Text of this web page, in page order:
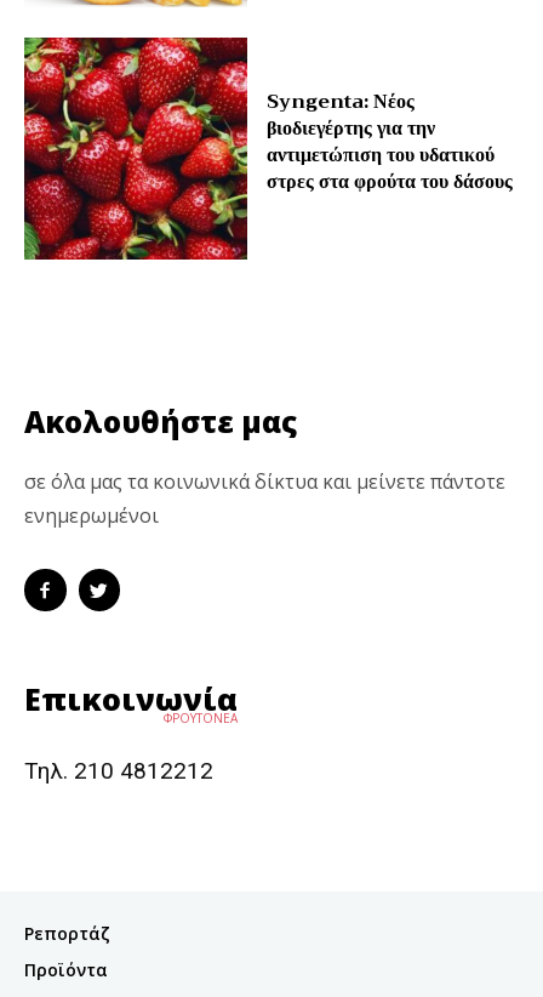
Syngenta: Νέος
βιοδιεγέρτης για την
αντιμετώπιση του υδατικού
στρες στα φρούτα του δάσους
Ακολουθήστε μας
σε όλα μας τα κοινωνικά δίκτυα και μείνετε πάντοτε
ενημερωμένοι
Επικοινωνία
ΦΡΟΥΤΟΝΕΑ
Τηλ. 210 4812212
Ρεπορτάζ
Προϊόντα